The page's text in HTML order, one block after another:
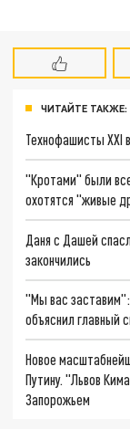
ЧИТАЙТЕ ТАКЖЕ:
Технофашисты XXI
"Кротами" были
охотятся "живые
Даня с Дашей
закончились
"Мы вас
объяснил главный
Новое
Путину. "Львов
Запорожьем